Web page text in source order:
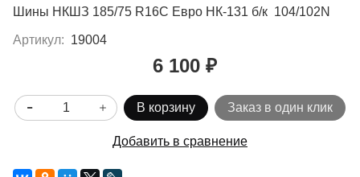
Шины НКШЗ 185/75 R16C Евро НК-131 б/к 104/102N
Артикул: 19004
6 100 ₽
В корзину Заказ в один клик
Добавить в сравнение